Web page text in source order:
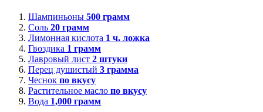
Шампиньоны 500 грамм
Соль 20 грамм
Лимонная кислота 1 ч. ложка
Гвоздика 1 грамм
Лавровый лист 2 штуки
Перец душистый 3 грамма
Чеснок по вкусу
Растительное масло по вкусу
Вода 1,000 грамм